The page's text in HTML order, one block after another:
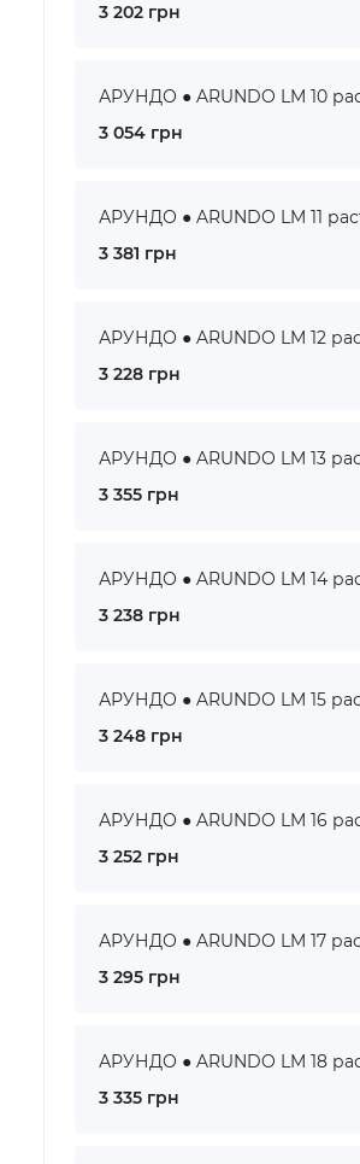
3 202 грн
АРУНДО ● ARUNDO LM 10
3 054 грн
АРУНДО ● ARUNDO LM 11
3 381 грн
АРУНДО ● ARUNDO LM 12
3 228 грн
АРУНДО ● ARUNDO LM 13
3 355 грн
АРУНДО ● ARUNDO LM 14
3 238 грн
АРУНДО ● ARUNDO LM 15
3 248 грн
АРУНДО ● ARUNDO LM 16
3 252 грн
АРУНДО ● ARUNDO LM 17
3 295 грн
АРУНДО ● ARUNDO LM 18
3 335 грн